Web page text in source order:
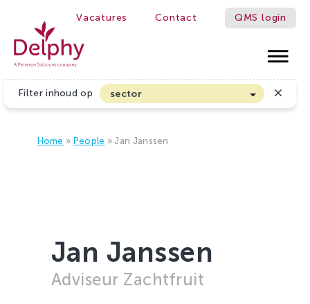
Vacatures Contact QMS login
Delphy
Filter inhoud op
sector
Biologische Land- en Tuinbouw
Glasgroenten
Glastuinbouw
Home » People » Jan Janssen
Jan Janssen
Adviseur Zachtfruit